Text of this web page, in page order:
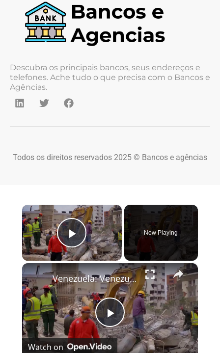
Descubra os principais bancos, seus endereços e
telefones. Ache tudo o que precisa com o Bancos e
Agências.
Todos os direitos reservados 2025 © Bancos e agências
×
Play Video
Now Playing
×
Play Video
Venezuela: Venezuela quake death toll rises to 6,125.
Watch on